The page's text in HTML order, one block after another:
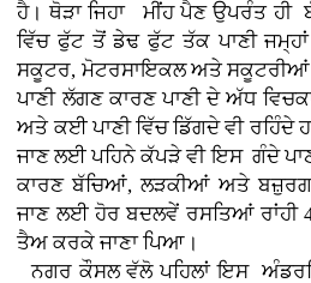
ਹੈ। ਥੋੜਾ ਜਿਹਾ ਮੀਂਹ ਪੈਣ ਉਪਰੰਤ
ਵਿੱਚ ਫੁੱਟ ਤੋਂ ਡੇਢ ਫੁੱਟ ਤੱਕ ਪਾਣੀ
ਸਕੂਟਰ, ਮੋਟਰਸਾਇਕਲ ਅਤੇ ਸਕੂਟਰੀਆਂ
ਪਾਣੀ ਲੱਗਣ ਕਾਰਣ ਪਾਣੀ ਦੇ ਅੱਧ
ਅਤੇ ਕਈ ਪਾਣੀ ਵਿੱਚ ਡਿੱਗਦੇ ਵੀ
ਜਾਣ ਲਈ ਪਹਿਨੇ ਕੱਪੜੇ ਵੀ ਇਸ ਗੰਦੇ
ਕਾਰਣ ਬੱਚਿਆਂ, ਲੜਕੀਆਂ ਅਤੇ
ਜਾਣ ਲਈ ਹੋਰ ਬਦਲਵੇਂ ਰਸਤਿਆਂ ਰਾਂਹੀ
ਤੈਅ ਕਰਕੇ ਜਾਣਾ ਪਿਆ।
ਨਗਰ ਕੌਸਲ ਵੱਲੋ ਪਹਿਲਾਂ ਇਸ